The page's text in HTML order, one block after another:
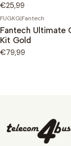
€25,99
FUGKG|Fantech
Fantech Ultimate
Kit Gold
€79,99